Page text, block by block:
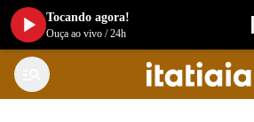
Tocando agora!
Ouça ao vivo /24h